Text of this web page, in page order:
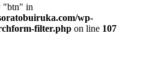
"btn" in
wp-
filter.php on line 107